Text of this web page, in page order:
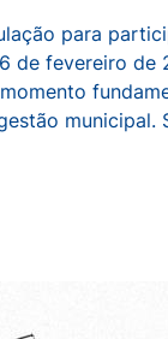
para
fevereiro de